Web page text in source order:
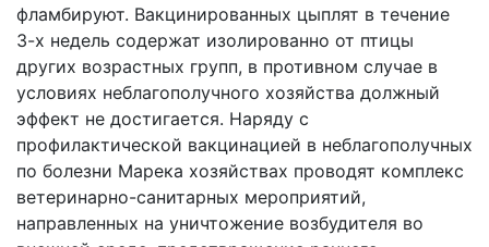
фламбируют. Вакцинированных цыплят в течение
3-х недель содержат изолированно от птицы
других возрастных групп, в противном случае в
условиях неблагополучного хозяйства должный
эффект не достигается. Наряду с
профилактической вакцинацией в неблагополучных
по болезни Марека хозяйствах проводят комплекс
ветеринарно-санитарных мероприятий,
направленных на уничтожение возбудителя во